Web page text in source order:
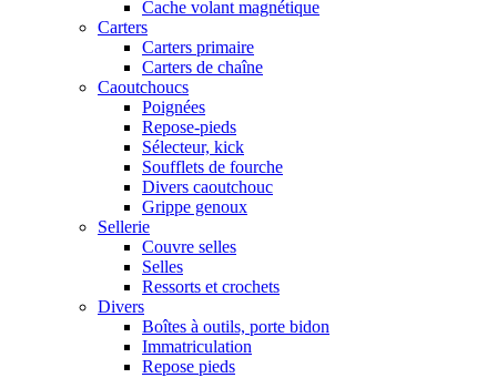
Cache volant magnétique
Carters
Carters primaire
Carters de chaîne
Caoutchoucs
Poignées
Repose-pieds
Sélecteur, kick
Soufflets de fourche
Divers caoutchouc
Grippe genoux
Sellerie
Couvre selles
Selles
Ressorts et crochets
Divers
Boîtes à outils, porte bidon
Immatriculation
Repose pieds